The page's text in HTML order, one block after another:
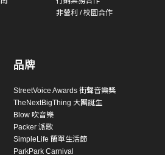
非營利 / 校園合作
品牌
StreetVoice Awards 街聲音樂獎
TheNextBigThing 大團誕生
Blow 吹音樂
Packer 派歌
SimpleLife 簡單生活節
ParkPark Carnival